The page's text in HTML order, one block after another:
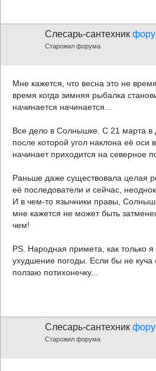
Слесарь-сантехник
Старожил форума
Мне кажется, что весна это не
время когда зимняя рыбалка
начинается начинается...
Все дело в Солнышке. С 21 марта в
после которой угол наклона её оси
начинает приходится на северное
Раньше даже существовала целая
её последователи и сейчас,
И в чем-то язычники правы,
мне кажется не может быть
чем!
PS. Народная примета, как только
ухудшение погоды. Если бы не
ползаю потихонечку...
Слесарь-сантехник
Старожил форума